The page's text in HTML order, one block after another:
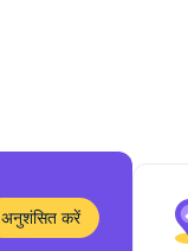
अनुशंसित करें